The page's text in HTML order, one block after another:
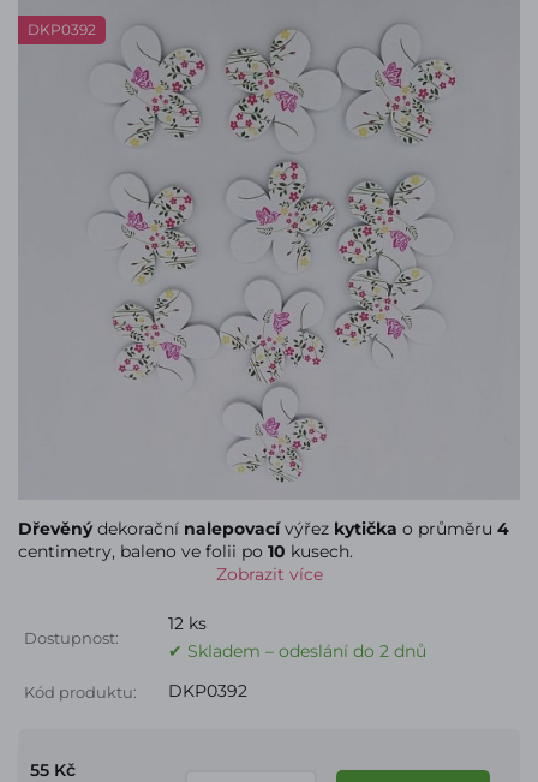
DKP0392
Dřevěnýdekorační nalepovacívýřez kytička o průměru 4
centimetry, baleno ve folii po 10 kusech.
Zobrazit více
Dostupnost:
12 ks
✔ Skladem – odeslání do 2 dnů
Kód produktu: DKP0392
55 Kč